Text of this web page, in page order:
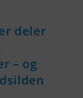
deler
– og